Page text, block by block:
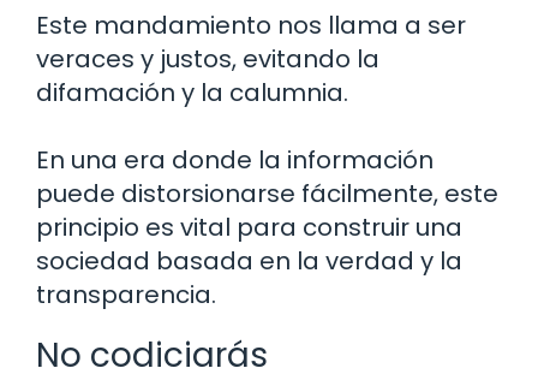
Este mandamiento nos llama a ser
veraces y justos, evitando la
difamación y la calumnia.
En una era donde la información
puede distorsionarse fácilmente, este
principio es vital para construir una
sociedad basada en la verdad y la
transparencia.
No codiciarás